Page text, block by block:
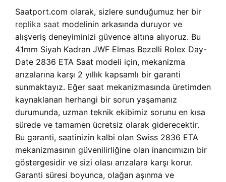
Saatport.com olarak, sizlere sunduğumuz her bir
replika saat modelinin arkasında duruyor ve
alışveriş deneyiminizi güvence altına alıyoruz. Bu
41mm Siyah Kadran JWF Elmas Bezelli Rolex Day-
Date 2836 ETA Saat modeli için, mekanizma
arızalarına karşı 2 yıllık kapsamlı bir garanti
sunmaktayız. Eğer saat mekanizmasında üretimden
kaynaklanan herhangi bir sorun yaşamanız
durumunda, uzman teknik ekibimiz sorunu en kısa
sürede ve tamamen ücretsiz olarak giderecektir.
Bu garanti, saatinizin kalbi olan Swiss 2836 ETA
mekanizmasının güvenilirliğine olan inancımızın bir
göstergesidir ve sizi olası arızalara karşı korur.
Garanti süresi boyunca, olağan aşınma ve